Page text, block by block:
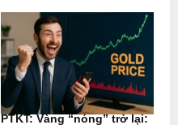
PTKT: Vàng “nóng” trở lại: